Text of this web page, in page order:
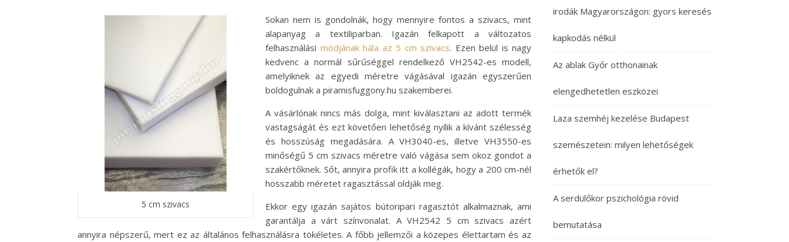
5 cm szivacs
Sokan nem is gondolnák, hogy mennyire fontos a szivacs, mint
alapanyag a textiliparban. Igazán felkapott a változatos
felhasználási módjának hála az 5 cm szivacs. Ezen belül is nagy
kedvenc a normál sűrűséggel rendelkező VH2542-es modell,
amelyiknek az egyedi méretre vágásával igazán egyszerűen
boldogulnak a piramisfuggony.hu szakemberei.
A vásárlónak nincs más dolga, mint kiválasztani az adott termék
vastagságát és ezt követően lehetőség nyílik a kívánt szélesség
és hosszúság megadására. A VH3040-es, illetve VH3550-es
minőségű 5 cm szivacs méretre való vágása sem okoz gondot a
szakértőknek. Sőt, annyira profik itt a kollégák, hogy a 200 cm-nél
hosszabb méretet ragasztással oldják meg.
Ekkor egy igazán sajátos bútoripari ragasztót alkalmaznak, ami
garantálja a várt színvonalat. A VH2542 5 cm szivacs azért
annyira népszerű, mert ez az általános felhasználásra tökéletes. A főbb jellemzői a közepes élettartam és az
irodák Magyarországon: gyors keresés
kapkodás nélkül
Az ablak Győr otthonainak
elengedhetetlen eszközei
Laza szemhéj kezelése Budapest
szemészetein: milyen lehetőségek
érhetők el?
A serdülőkor pszichológia rövid
bemutatása